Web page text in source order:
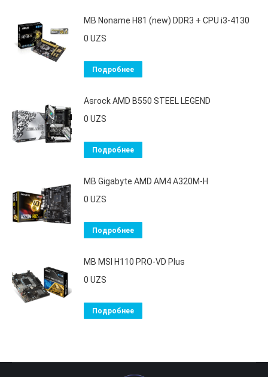
MB Noname H81 (new) DDR3 + CPU i3-4130
0 UZS
Подробнее
Asrock AMD B550 STEEL LEGEND
0 UZS
Подробнее
MB Gigabyte AMD AM4 A320M-H
0 UZS
Подробнее
MB MSI H110 PRO-VD Plus
0 UZS
Подробнее